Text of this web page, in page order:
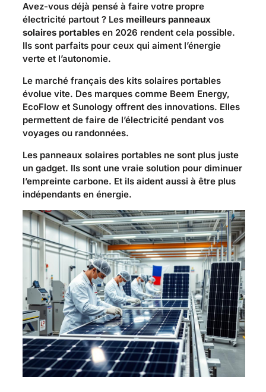
Avez-vous déjà pensé à faire votre propre
électricité partout ? Les meilleurs panneaux
solaires portables en 2026 rendent cela possible.
Ils sont parfaits pour ceux qui aiment l’énergie
verte et l’autonomie.
Le marché français des kits solaires portables
évolue vite. Des marques comme Beem Energy,
EcoFlow et Sunology offrent des innovations. Elles
permettent de faire de l’électricité pendant vos
voyages ou randonnées.
Les panneaux solaires portables ne sont plus juste
un gadget. Ils sont une vraie solution pour diminuer
l’empreinte carbone. Et ils aident aussi à être plus
indépendants en énergie.